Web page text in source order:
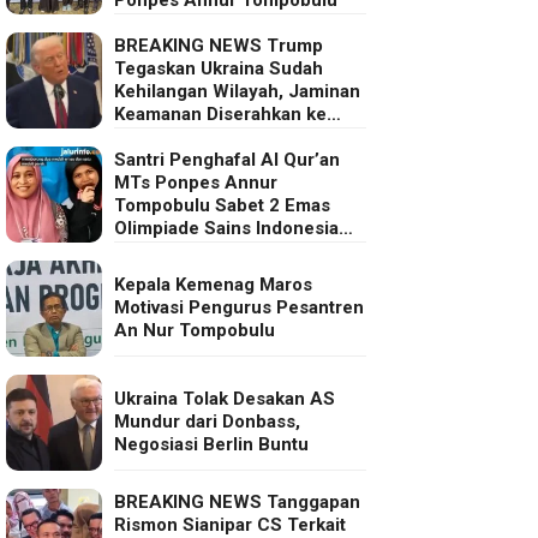
BREAKING NEWS Trump
Tegaskan Ukraina Sudah
Kehilangan Wilayah, Jaminan
Keamanan Diserahkan ke
Santri Penghafal Al Qur’an
MTs Ponpes Annur
Tompobulu Sabet 2 Emas
Olimpiade Sains Indonesia
Kepala Kemenag Maros
Motivasi Pengurus Pesantren
An Nur Tompobulu
Ukraina Tolak Desakan AS
Mundur dari Donbass,
Negosiasi Berlin Buntu
BREAKING NEWS Tanggapan
Rismon Sianipar CS Terkait